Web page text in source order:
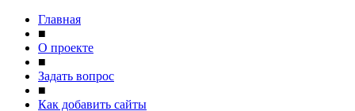
Главная
■
О проекте
■
Задать вопрос
■
Как добавить сайты